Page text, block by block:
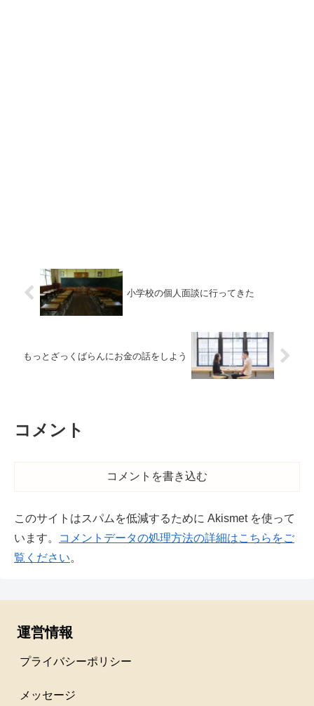
小学校の個人面談に行ってきた
もっとざっくばらんにお金の話をしよう
コメント
コメントを書き込む
このサイトはスパムを低減するために Akismet を使って
います。
コメントデータの処理方法の詳細はこちらをご
覧ください。
運営情報
プライバシーポリシー
メッセージ